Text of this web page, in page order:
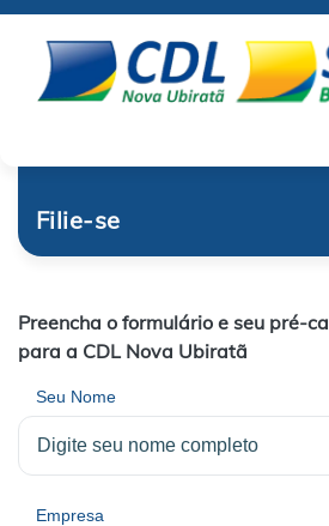
Filie-se
Preencha o formulário e seu pré-
para a CDL Nova Ubiratã
Seu Nome
Empresa